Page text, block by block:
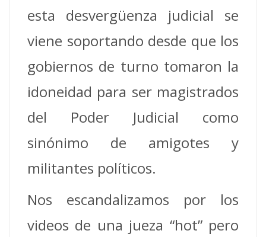
esta desvergüenza judicial se
viene soportando desde que los
gobiernos de turno tomaron la
idoneidad para ser magistrados
del Poder Judicial como
sinónimo de amigotes y
militantes políticos.
Nos escandalizamos por los
videos de una jueza “hot” pero